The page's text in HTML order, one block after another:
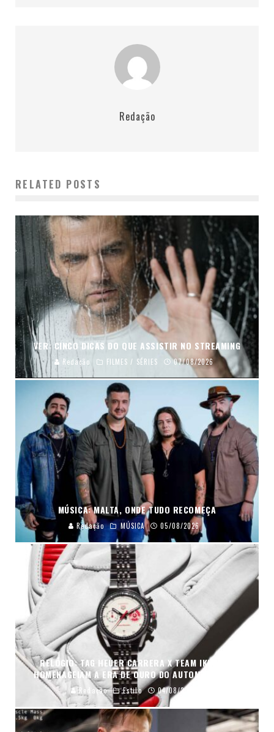
Redação
RELATED POSTS
VER: CINCO DICAS DO QUE ASSISTIR NO STREAMING
Redação FILMES / SÉRIES 07/08/2026
MÚSICA: MALTA, ONDE TUDO RECOMEÇA
Redação MÚSICA 05/08/2026
RELÓGIO: TAG HEUER CARRERA X TEAM IKUZAWA
HOMENAGEIAM A ERA DE OURO DO AUTOMOBILISMO
Redação Estilo 04/08/2026